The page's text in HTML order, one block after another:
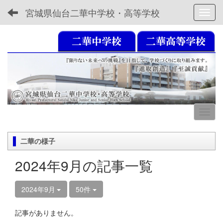
宮城県仙台二華中学校・高等学校
二華の様子
2024年9月の記事一覧
2024年9月 50件
記事がありません。